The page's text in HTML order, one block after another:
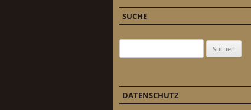
SUCHE
DATENSCHUTZ